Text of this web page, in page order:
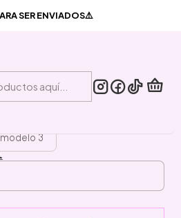
SER ENVIADOS⚠️
America
modelo 3
🛬